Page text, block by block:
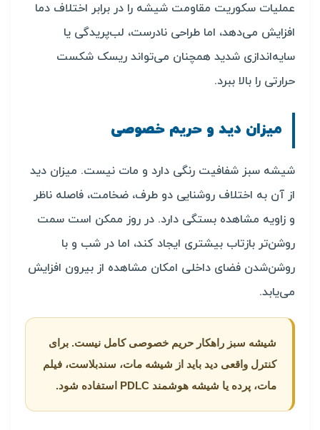
عملیات سکوریت مقاومت شیشه را در برابر اختلاف دما
افزایش می‌دهد، اما طراحی نادرست، لب‌پریدگی یا
سایه‌اندازی شدید همچنان می‌تواند ریسک شکست
حرارتی را بالا ببرد.
میزان دید و حریم خصوصی
شیشه سبز شفافیت رنگی دارد و مات نیست. میزان دید
از آن به اختلاف روشنایی دو طرف، ضخامت، فاصله ناظر
و زاویه مشاهده بستگی دارد. در روز ممکن است سمت
روشن‌تر بازتاب بیشتری ایجاد کند، اما در شب و با
روشن‌شدن فضای داخلی امکان مشاهده از بیرون افزایش
می‌یابد.
شیشه سبز راهکار حریم خصوصی کامل نیست. برای
کنترل واقعی دید باید از شیشه مات، سندبلاست، فیلم
مات، پرده یا شیشه هوشمند PDLC استفاده شود.